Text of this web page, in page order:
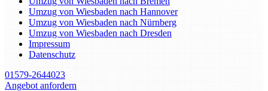
Umzug von Wiesbaden nach Hannover
Umzug von Wiesbaden nach Nürnberg
Umzug von Wiesbaden nach Dresden
Impressum
Datenschutz
01579-2644023
Angebot anfordern